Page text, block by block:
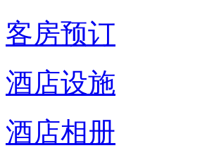
客房预订
酒店设施
酒店相册